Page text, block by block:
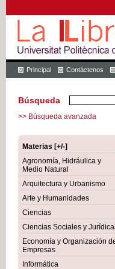
Principal Contáctenos
Búsqueda
>> Búsqueda avanzada
Materias [+/-]
Agronomía, Hidráulica y
Medio Natural
Arquitectura y Urbanismo
Arte y Humanidades
Ciencias
Ciencias Sociales y
Economía y Organización
Empresas
Informática